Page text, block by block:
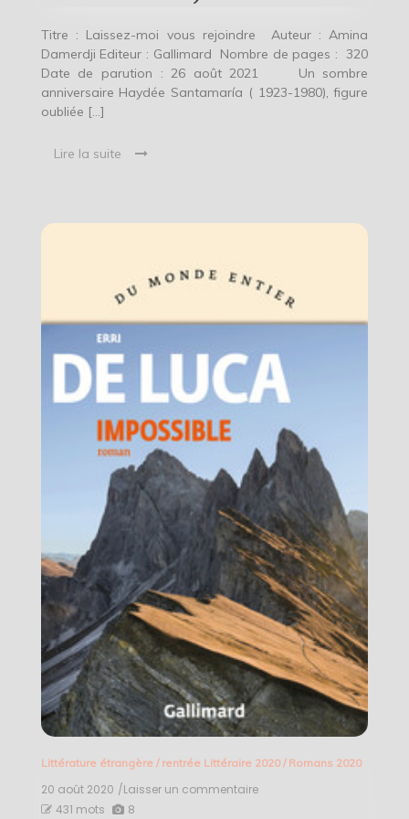
Titre : Laissez-moi vous rejoindre Auteur : Amina
Damerdji Editeur : Gallimard Nombre de pages : 320
Date de parution : 26 août 2021 Un sombre
anniversaire Haydée Santamaría ( 1923-1980), figure
oubliée […]
Lire la suite
Littérature étrangère/ rentrée Littéraire 2020/ Romans 2020
20 août 2020 /Laisser un commentaireon
431 mots 8